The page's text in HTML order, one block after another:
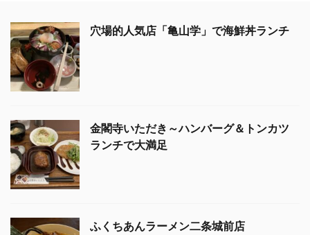
穴場的人気店「亀山学」で海鮮丼ランチ
金閣寺いただき～ハンバーグ＆トンカツ
ランチで大満足
ふくちあんラーメン二条城前店